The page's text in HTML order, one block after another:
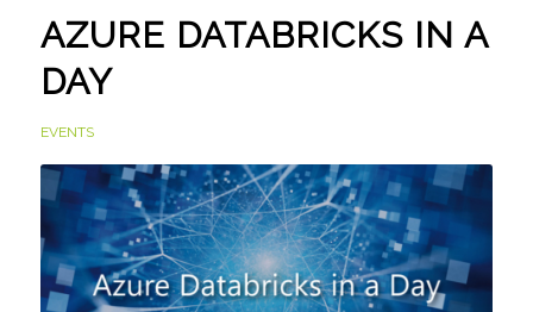
AZURE DATABRICKS IN A
DAY
EVENTS